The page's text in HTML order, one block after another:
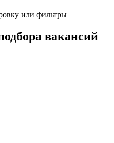
или фильтры
вакансий